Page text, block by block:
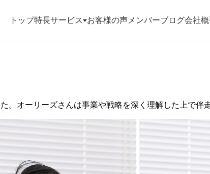
トップ特長サービス お客様の声 メンバーブログ会社
。オーリーズさんは事業や戦略を深く理解した上で伴